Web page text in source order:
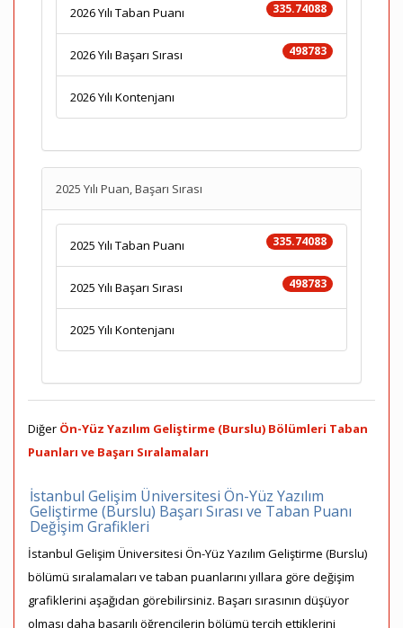
335.74088
2026 Yılı Taban Puanı
498783
2026 Yılı Başarı Sırası
2026 Yılı Kontenjanı
2025 Yılı Puan, Başarı Sırası
335.74088
2025 Yılı Taban Puanı
498783
2025 Yılı Başarı Sırası
2025 Yılı Kontenjanı
Diğer Ön-Yüz Yazılım Geliştirme (Burslu) Bölümleri Taban
Puanları ve Başarı Sıralamaları
İstanbul Gelişim Üniversitesi Ön-Yüz Yazılım
Geliştirme (Burslu) Başarı Sırası ve Taban Puanı
Değişim Grafikleri
İstanbul Gelişim Üniversitesi Ön-Yüz Yazılım Geliştirme (Burslu)
bölümü sıralamaları ve taban puanlarını yıllara göre değişim
grafiklerini aşağıdan görebilirsiniz. Başarı sırasının düşüyor
olması daha başarılı öğrencilerin bölümü tercih ettiklerini